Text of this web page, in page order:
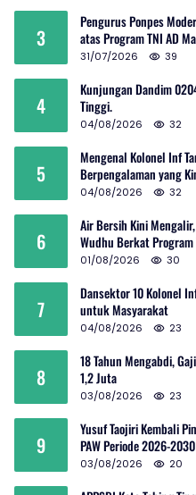
3
Pengurus Ponpes
atas Program TNI AD
31/07/2026 39
4
Kunjungan Dandim
Tinggi.
04/08/2026 32
5
Mengenal Kolonel Inf
Berpengalaman yang
04/08/2026 32
6
Air Bersih Kini
Wudhu Berkat Program
01/08/2026 30
7
Dansektor 10 Kolonel
untuk Masyarakat
04/08/2026 23
8
18 Tahun Mengabdi,
1,2 Juta
03/08/2026 23
9
Yusuf Taojiri Kembali
PAW Periode 2026-2030
03/08/2026 20